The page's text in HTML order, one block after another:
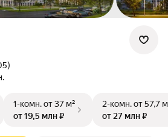
1-комн.от 37 м²
от 19,5 млн ₽
2-комн.от 57,7
от 27 млн ₽